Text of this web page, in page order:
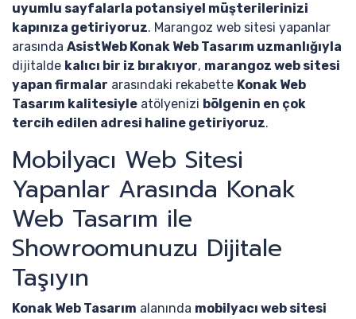
uyumlu sayfalarla potansiyel müşterilerinizi
kapınıza getiriyoruz. Marangoz web sitesi yapanlar
arasında AsistWeb Konak Web Tasarım uzmanlığıyla
dijitalde kalıcı bir iz bırakıyor, marangoz web sitesi
yapan firmalar arasındaki rekabette Konak Web
Tasarım kalitesiyle atölyenizi bölgenin en çok
tercih edilen adresi haline getiriyoruz.
Mobilyacı Web Sitesi
Yapanlar Arasında Konak
Web Tasarım ile
Showroomunuzu Dijitale
Taşıyın
Konak Web Tasarım alanında mobilyacı web sitesi